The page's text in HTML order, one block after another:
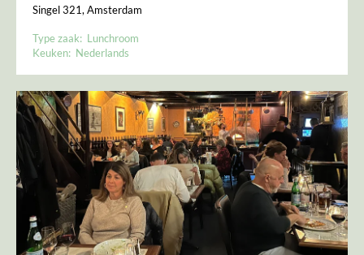
Singel 321, Amsterdam
Type zaak: Lunchroom
Keuken: Nederlands